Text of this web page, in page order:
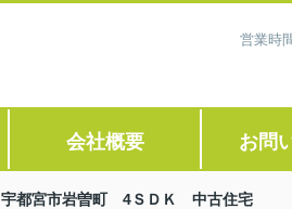
営業時
会社概要 お問
宇都宮市岩曽町 4ＳＤＫ 中古住宅